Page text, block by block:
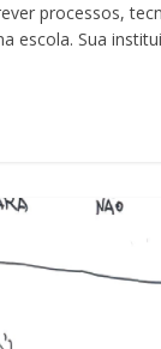
processos,
escola. Sua